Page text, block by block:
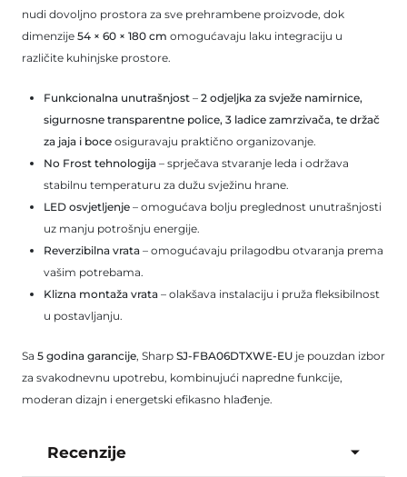
nudi dovoljno prostora za sve prehrambene proizvode, dok
dimenzije 54 × 60 × 180 cm omogućavaju laku integraciju u
različite kuhinjske prostore.
Funkcionalna unutrašnjost – 2 odjeljka za svježe namirnice,
sigurnosne transparentne police, 3 ladice zamrzivača, te držač
za jaja i boce osiguravaju praktično organizovanje.
No Frost tehnologija – sprječava stvaranje leda i održava
stabilnu temperaturu za dužu svježinu hrane.
LED osvjetljenje – omogućava bolju preglednost unutrašnjosti
uz manju potrošnju energije.
Reverzibilna vrata – omogućavaju prilagodbu otvaranja prema
vašim potrebama.
Klizna montaža vrata – olakšava instalaciju i pruža fleksibilnost
u postavljanju.
Sa 5 godina garancije, Sharp SJ-FBA06DTXWE-EU je pouzdan izbor
za svakodnevnu upotrebu, kombinujući napredne funkcije,
moderan dizajn i energetski efikasno hlađenje.
Recenzije